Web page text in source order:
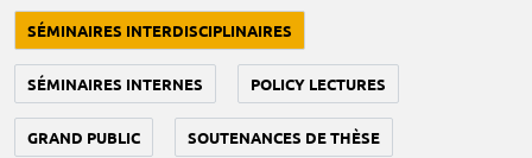
SÉMINAIRES INTERDISCIPLINAIRES
SÉMINAIRES INTERNES POLICY LECTURES
GRAND PUBLIC SOUTENANCES DE THÈSE